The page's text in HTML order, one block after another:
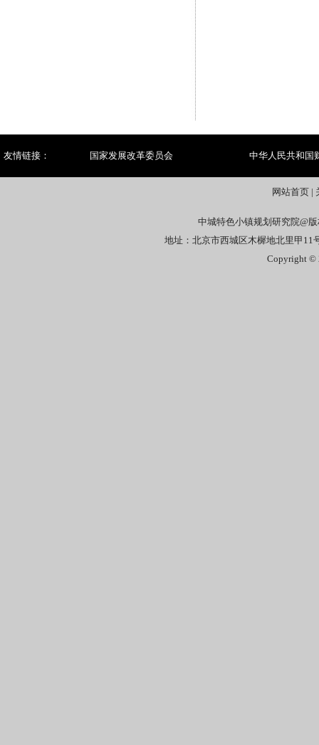
友情链接： 国家发展改革委员会 中华人民共和国
网站首页 |
中城特色小镇规划研究院@
地址：北京市西城区木樨地北里甲11
Copyright ©